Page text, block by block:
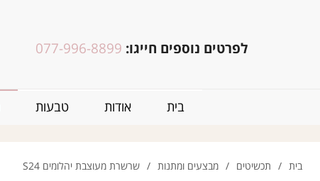
לפרטים נוספים חייגו: 077-996-8899
בית אודות טבעות
בית / תכשיטים / מבצעים ומתנות / שרשרת מעוצבת יהלומים S24